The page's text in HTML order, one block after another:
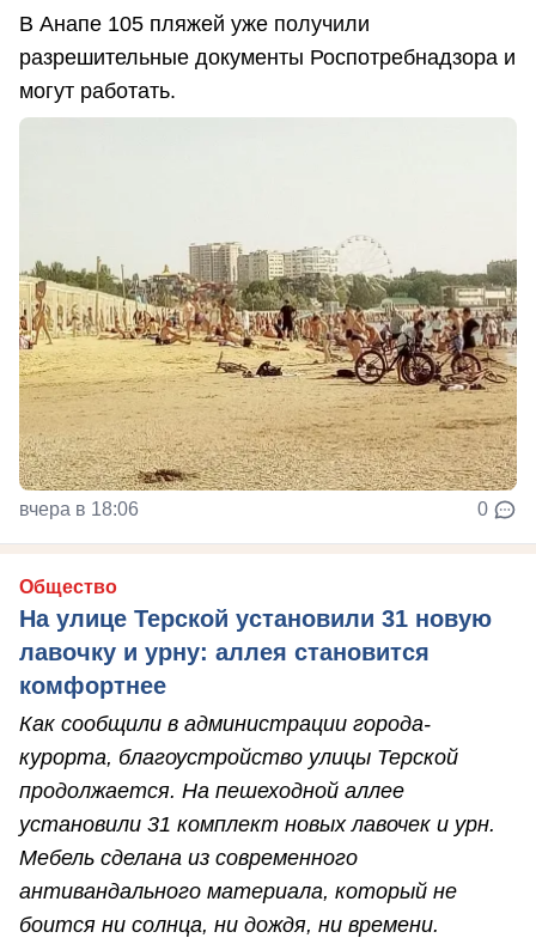
В Анапе 105 пляжей уже получили
разрешительные документы Роспотребнадзора и
могут работать.
вчера в 18:06 0
Общество
На улице Терской установили 31 новую
лавочку и урну: аллея становится
комфортнее
Как сообщили в администрации города-
курорта, благоустройство улицы Терской
продолжается. На пешеходной аллее
установили 31 комплект новых лавочек и урн.
Мебель сделана из современного
антивандального материала, который не
боится ни солнца, ни дождя, ни времени.